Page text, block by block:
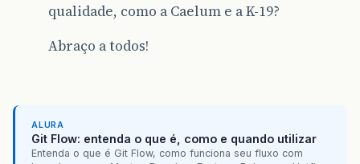
qualidade, como a Caelum e a K-19?
Abraço a todos!
ALURA
Git Flow: entenda o que é, como e quando utilizar
Entenda o que é Git Flow, como funciona seu fluxo com